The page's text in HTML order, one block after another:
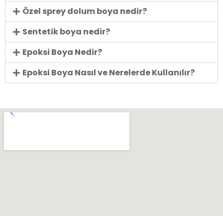
Özel sprey dolum boya nedir?
Sentetik boya nedir?
Epoksi Boya Nedir?
Epoksi Boya Nasıl ve Nerelerde Kullanılır?